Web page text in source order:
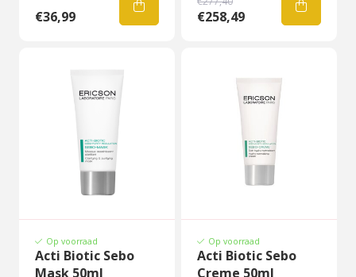
€36,99 €258,49
Op voorraad
Acti Biotic Sebo
Mask 50ml
Op voorraad
Acti Biotic Sebo
Creme 50ml